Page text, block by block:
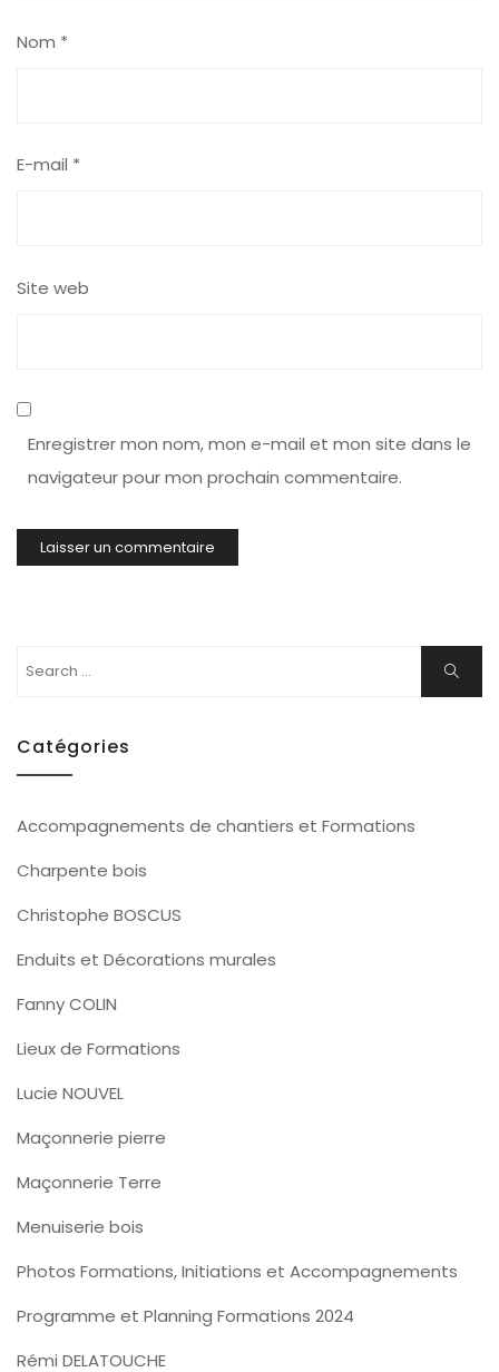
Nom *
E-mail *
Site web
Enregistrer mon nom, mon e-mail et mon site dans le
navigateur pour mon prochain commentaire.
Search
Search
Catégories
Accompagnements de chantiers et Formations
Charpente bois
Christophe BOSCUS
Enduits et Décorations murales
Fanny COLIN
Lieux de Formations
Lucie NOUVEL
Maçonnerie pierre
Maçonnerie Terre
Menuiserie bois
Photos Formations, Initiations et Accompagnements
Programme et Planning Formations 2024
Rémi DELATOUCHE